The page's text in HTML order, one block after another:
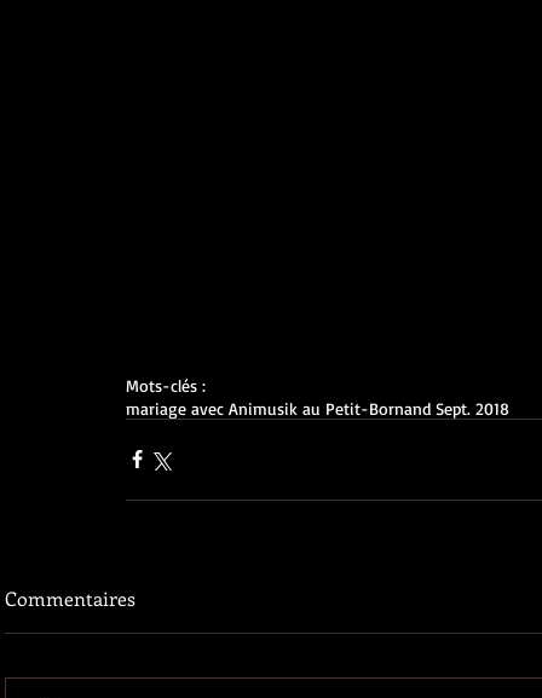
Mots-clés :
mariage avec Animusik au Petit-Bornand Sept. 2018
Commentaires